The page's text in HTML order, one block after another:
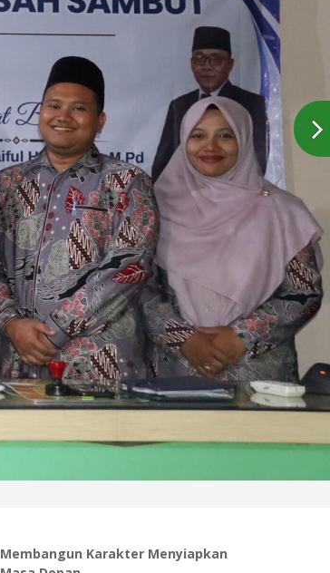
Membangun Karakter Menyiapkan